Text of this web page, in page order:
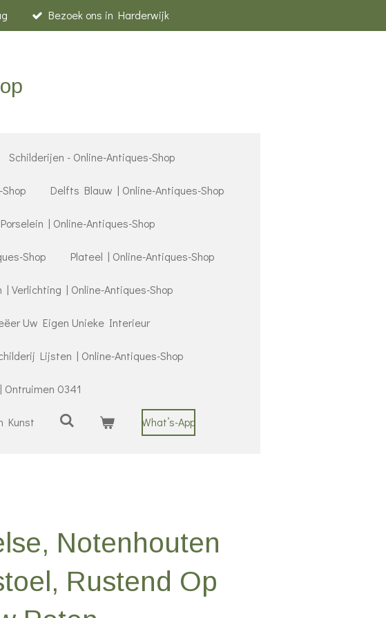
Bezoek ons in Harderwijk
Schilderijen - Online-Antiques-Shop
Delfts Blauw | Online-Antiques-Shop
| Online-Antiques-Shop
Shop Plateel | Online-Antiques-Shop
| Verlichting | Online-Antiques-Shop
Uw Eigen Unieke Interieur
Lijsten | Online-Antiques-Shop
0341
Kunst What’s-App
Notenhouten
Rustend Op